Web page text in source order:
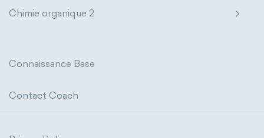
Chimie organique 2
Connaissance Base
Contact Coach